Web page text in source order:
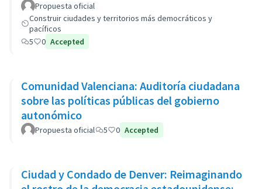
Propuesta oficial
Construir ciudades y territorios más democráticos y
pacíficos
5
0 Accepted
Comunidad Valenciana: Auditoría ciudadana
sobre las políticas públicas del gobierno
autonómico
Propuesta oficial 5 0 Accepted
Ciudad y Condado de Denver: Reimaginando